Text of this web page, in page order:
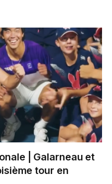
| Galarneau et
tour en